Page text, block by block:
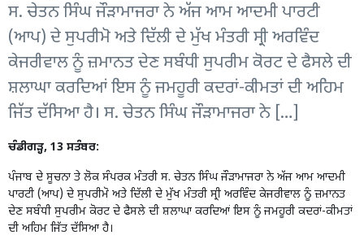
ਸ. ਚੇਤਨ ਸਿੰਘ ਜੌੜਾਮਾਜਰਾ ਨੇ ਅੱਜ ਆਮ ਆਦਮੀ ਪਾਰਟੀ
(ਆਪ) ਦੇ ਸੁਪਰੀਮੋ ਅਤੇ ਦਿੱਲੀ ਦੇ ਮੁੱਖ ਮੰਤਰੀ ਸ੍ਰੀ ਅਰਵਿੰਦ
ਕੇਜਰੀਵਾਲ ਨੂੰ ਜ਼ਮਾਨਤ ਦੇਣ ਸਬੰਧੀ ਸੁਪਰੀਮ ਕੋਰਟ ਦੇ ਫੈਸਲੇ ਦੀ
ਸ਼ਲਾਘਾ ਕਰਦਿਆਂ ਇਸ ਨੂੰ ਜਮਹੂਰੀ ਕਦਰਾਂ-ਕੀਮਤਾਂ ਦੀ ਅਹਿਮ
ਜਿੱਤ ਦੱਸਿਆ ਹੈ। ਸ. ਚੇਤਨ ਸਿੰਘ ਜੌੜਾਮਾਜਰਾ ਨੇ […]
ਚੰਡੀਗੜ੍ਹ, 13 ਸਤੰਬਰ:
ਪੰਜਾਬ ਦੇ ਸੂਚਨਾ ਤੇ ਲੋਕ ਸੰਪਰਕ ਮੰਤਰੀ ਸ. ਚੇਤਨ ਸਿੰਘ ਜੌੜਾਮਾਜਰਾ ਨੇ ਅੱਜ ਆਮ ਆਦਮੀ
ਪਾਰਟੀ (ਆਪ) ਦੇ ਸੁਪਰੀਮੋ ਅਤੇ ਦਿੱਲੀ ਦੇ ਮੁੱਖ ਮੰਤਰੀ ਸ੍ਰੀ ਅਰਵਿੰਦ ਕੇਜਰੀਵਾਲ ਨੂੰ ਜ਼ਮਾਨਤ
ਦੇਣ ਸਬੰਧੀ ਸੁਪਰੀਮ ਕੋਰਟ ਦੇ ਫੈਸਲੇ ਦੀ ਸ਼ਲਾਘਾ ਕਰਦਿਆਂ ਇਸ ਨੂੰ ਜਮਹੂਰੀ ਕਦਰਾਂ-ਕੀਮਤਾਂ
ਦੀ ਅਹਿਮ ਜਿੱਤ ਦੱਸਿਆ ਹੈ।